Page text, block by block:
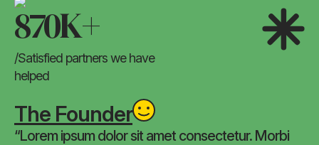
870K+
/Satisfied partners we have
helped
The Founder
“Lorem ipsum dolor sit amet consectetur. Morbi